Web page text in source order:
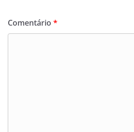
Comentário *